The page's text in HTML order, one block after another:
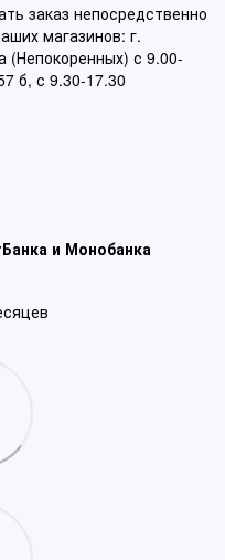
заказ непосредственно
магазинов: г.
(Непокоренных) с 9.00-
б, с 9.30-17.30
и Монобанка